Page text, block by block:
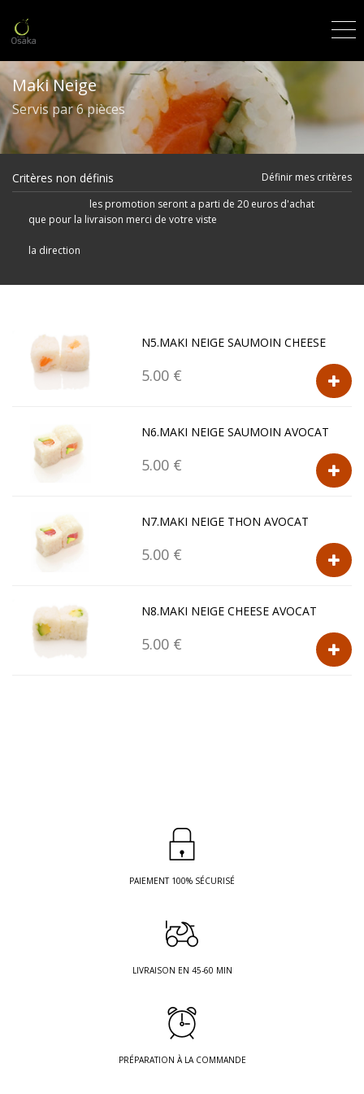
Maki Neige
Servis par 6 pièces
Critères non définis
Définir mes critères
les promotion seront a parti de 20 euros d'achat
que pour la livraison merci de votre viste
la direction
N5.MAKI NEIGE SAUMOIN CHEESE
5.00 €
N6.MAKI NEIGE SAUMOIN AVOCAT
5.00 €
N7.MAKI NEIGE THON AVOCAT
5.00 €
N8.MAKI NEIGE CHEESE AVOCAT
5.00 €
PAIEMENT 100% SÉCURISÉ
LIVRAISON EN 45-60 MIN
PRÉPARATION À LA COMMANDE